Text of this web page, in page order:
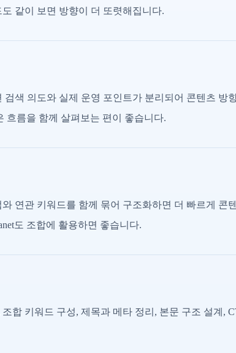
같이 보면 방향이 더 또렷해집니다.
색 의도와 실제 운영 포인트가 분리되어 콘텐츠 방
흐름을 함께 살펴보는 편이 좋습니다.
연관 키워드를 함께 묶어 구조화하면 더 빠르게 콘
도 조합에 활용하면 좋습니다.
합 키워드 구성, 제목과 메타 정리, 본문 구조 설계,